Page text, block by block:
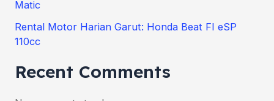
Matic
Rental Motor Harian Garut: Honda Beat FI eSP
110cc
Recent Comments